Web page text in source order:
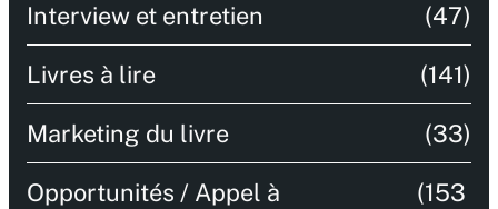
Interview et entretien (47)
Livres à lire (141)
Marketing du livre (33)
Opportunités / Appel à
(153